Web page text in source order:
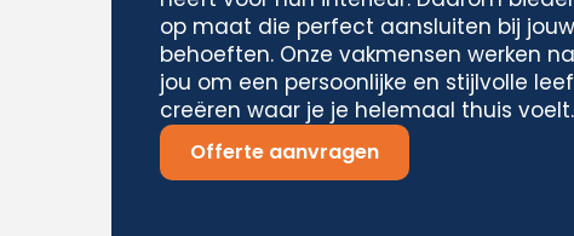
op maat die perfect aansluiten bij
behoeften. Onze vakmensen werken
jou om een persoonlijke en stijlvolle
creëren waar je je helemaal thuis voelt.
Offerte aanvragen